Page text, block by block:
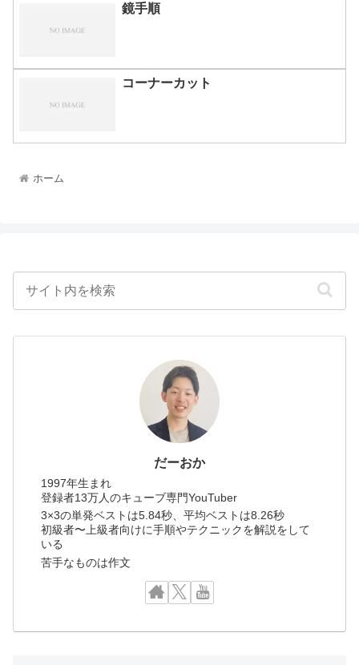
鏡手順
コーナーカット
ホーム
だーおか
1997年生まれ
登録者13万人のキューブ専門YouTuber
3×3の単発ベストは5.84秒、平均ベストは8.26秒
初級者〜上級者向けに手順やテクニックを解説をして
いる
苦手なものは作文